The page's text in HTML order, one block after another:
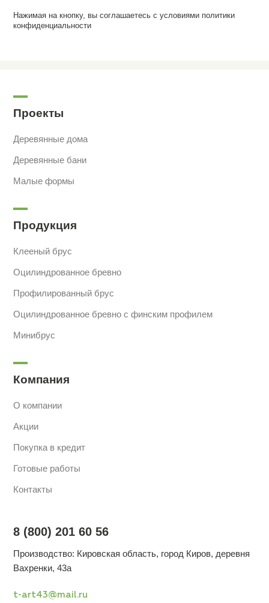
Нажимая на кнопку, вы соглашаетесь с условиями политики
конфиденциальности
8 (800) 201 60 56
Производство: Кировская область, город Киров, деревня
Вахренки, 43а
t-art43@mail.ru
Проекты
Деревянные дома
Деревянные бани
Малые формы
Продукция
Клееный брус
Оцилиндрованное бревно
Профилированный брус
Оцилиндрованное бревно с финским профилем
Минибрус
Компания
О компании
Акции
Покупка в кредит
Готовые работы
Контакты